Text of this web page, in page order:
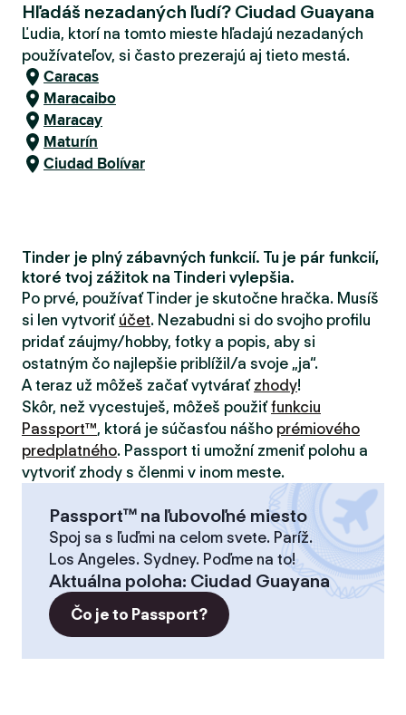
Hľadáš nezadaných ľudí? Ciudad Guayana
Ľudia, ktorí na tomto mieste hľadajú nezadaných
používateľov, si často prezerajú aj tieto mestá.
Caracas
Maracaibo
Maracay
Maturín
Ciudad Bolívar
Tinder je plný zábavných funkcií. Tu je pár funkcií,
ktoré tvoj zážitok na Tinderi vylepšia.
Po prvé, používať Tinder je skutočne hračka. Musíš
si len vytvoriť účet. Nezabudni si do svojho profilu
pridať záujmy/hobby, fotky a popis, aby si
ostatným čo najlepšie priblížil/a svoje „ja“.
A teraz už môžeš začať vytvárať zhody!
Skôr, než vycestuješ, môžeš použiťfunkciu
Passport™, ktorá je súčasťou nášho prémiového
predplatného. Passport ti umožní zmeniť polohu a
vytvoriť zhody s členmi v inom meste.
Passport™ na ľubovoľné miesto
Spoj sa s ľuďmi na celom svete. Paríž.
Los Angeles. Sydney. Poďme na to!
Aktuálna poloha: Ciudad Guayana
Čo je to Passport?